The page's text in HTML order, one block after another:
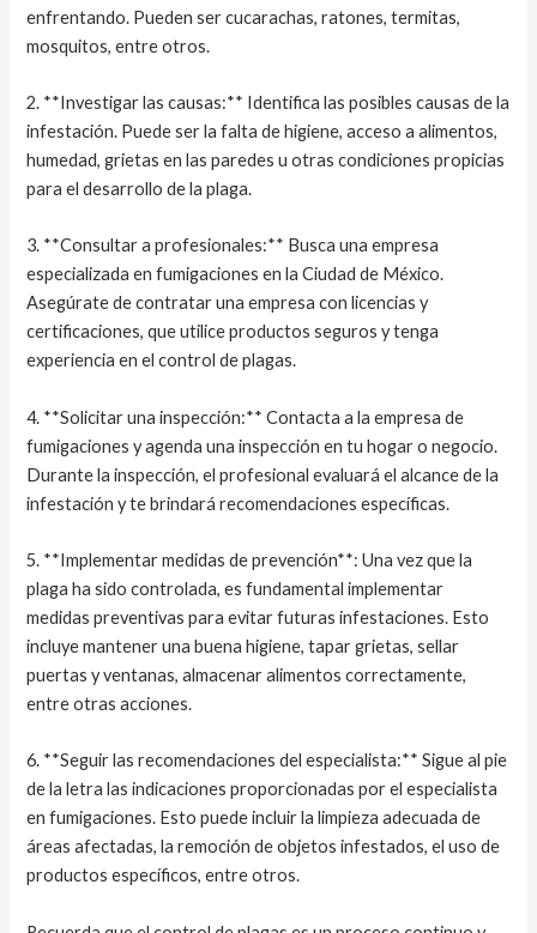
enfrentando. Pueden ser cucarachas, ratones, termitas,
mosquitos, entre otros.
2. **Investigar las causas:** Identifica las posibles causas de la
infestación. Puede ser la falta de higiene, acceso a alimentos,
humedad, grietas en las paredes u otras condiciones propicias
para el desarrollo de la plaga.
3. **Consultar a profesionales:** Busca una empresa
especializada en fumigaciones en la Ciudad de México.
Asegúrate de contratar una empresa con licencias y
certificaciones, que utilice productos seguros y tenga
experiencia en el control de plagas.
4. **Solicitar una inspección:** Contacta a la empresa de
fumigaciones y agenda una inspección en tu hogar o negocio.
Durante la inspección, el profesional evaluará el alcance de la
infestación y te brindará recomendaciones específicas.
5. **Implementar medidas de prevención**: Una vez que la
plaga ha sido controlada, es fundamental implementar
medidas preventivas para evitar futuras infestaciones. Esto
incluye mantener una buena higiene, tapar grietas, sellar
puertas y ventanas, almacenar alimentos correctamente,
entre otras acciones.
6. **Seguir las recomendaciones del especialista:** Sigue al pie
de la letra las indicaciones proporcionadas por el especialista
en fumigaciones. Esto puede incluir la limpieza adecuada de
áreas afectadas, la remoción de objetos infestados, el uso de
productos específicos, entre otros.